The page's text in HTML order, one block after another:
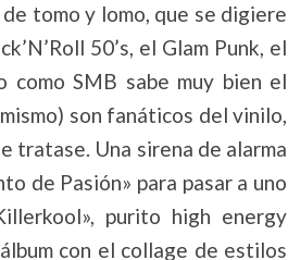
tomo y lomo, que se digiere
50’s, el Glam Punk, el
SMB sabe muy bien el
son fanáticos del vinilo,
tratase. Una sirena de alarma
de Pasión» para pasar a uno
purito high energy
con el collage de estilos